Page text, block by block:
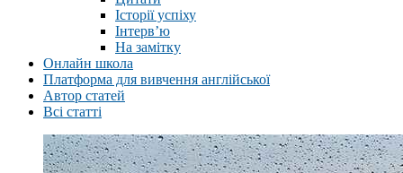
Історії успіху
Інтерв’ю
На замітку
Онлайн школа
Платформа для вивчення англійської
Автор статей
Всі статті